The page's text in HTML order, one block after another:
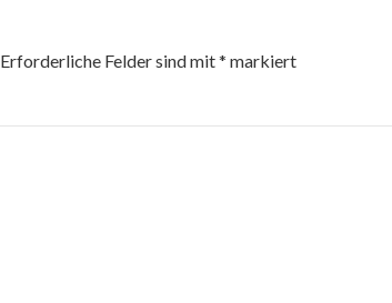
Erforderliche Felder sind mit* markiert